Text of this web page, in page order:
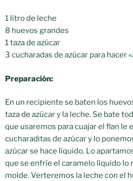
1 litro de leche
8 huevos grandes
1 taza de azúcar
3 cucharadas de azúcar para hacer
Preparación:
En un recipiente se baten los
taza de azúcar y la leche. Se bate
que usaremos para cuajar el flan le
cucharaditas de azúcar y lo
azúcar se hace líquido. Lo
que se enfríe el caramelo líquido lo
molde. Verteremos la leche con el